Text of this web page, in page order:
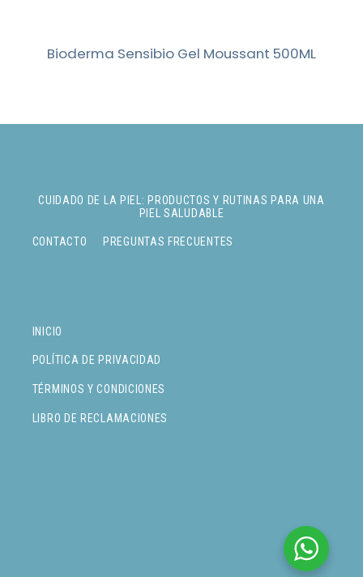
Bioderma Sensibio Gel Moussant 500ML
INICIO
POLÍTICA DE PRIVACIDAD
TÉRMINOS Y CONDICIONES
LIBRO DE RECLAMACIONES
CUIDADO DE LA PIEL: PRODUCTOS Y RUTINAS PARA UNA
PIEL SALUDABLE
CONTACTO PREGUNTAS FRECUENTES